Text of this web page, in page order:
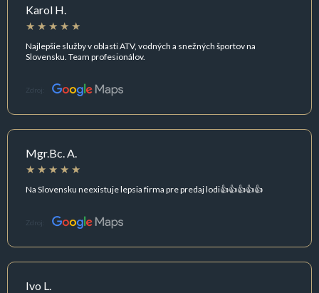
Karol H.
Najlepšie služby v oblasti ATV, vodných a snežných športov na
Slovensku. Team profesionálov.
Zdroj:
Mgr.Bc. A.
Na Slovensku neexistuje lepsia firma pre predaj lodi👍👍👍👍👍
Zdroj:
Ivo L.